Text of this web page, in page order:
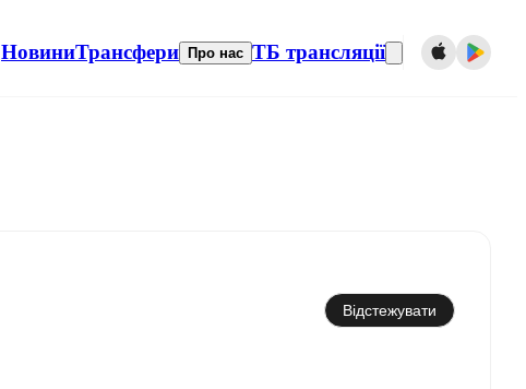
НовиниТрансфери Про нас ТБ трансляції
Відстежувати